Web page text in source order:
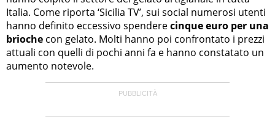
Italia. Come riporta ‘Sicilia TV’, sui social numerosi utenti
hanno definito eccessivo spenderecinque euro per una
brioche con gelato. Molti hanno poi confrontato i prezzi
attuali con quelli di pochi anni fa e hanno constatato un
aumento notevole.